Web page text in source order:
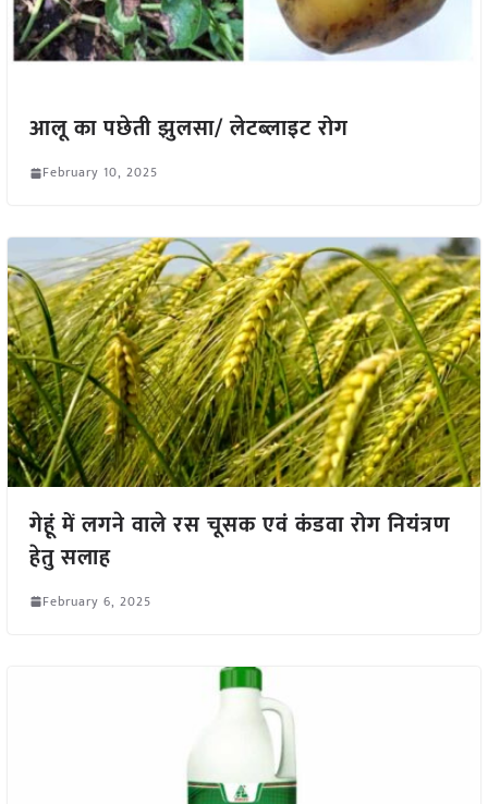
आलू का पछेती झुलसा/ लेटब्लाइट रोग
February 10, 2025
गेहूं में लगने वाले रस चूसक एवं कंडवा रोग नियंत्रण
हेतु सलाह
February 6, 2025